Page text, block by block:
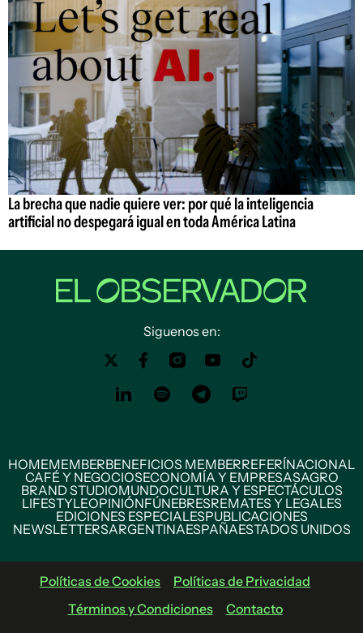
La brecha que nadie quiere ver: por qué la inteligencia
artificial no despegará igual en toda América Latina
Siguenos en:
HOMEMEMBERBENEFICIOS MEMBERREFERÍNACIONAL
CAFÉ Y NEGOCIOSECONOMÍA Y EMPRESASAGRO
BRAND STUDIOMUNDOCULTURA Y ESPECTÁCULOS
LIFESTYLEOPINIÓNFÚNEBRESREMATES Y LEGALES
EDICIONES ESPECIALESPUBLICACIONES
NEWSLETTERSARGENTINAESPAÑAESTADOS UNIDOS
Políticas de Cookies
Políticas de Privacidad
Términos y Condiciones
Contacto